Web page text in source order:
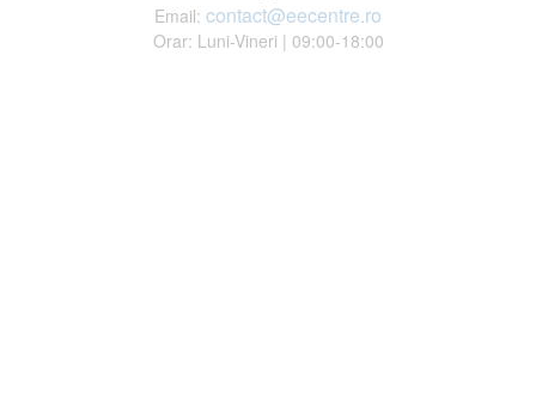
Email: contact@eecentre.ro
Orar: Luni-Vineri | 09:00-18:00